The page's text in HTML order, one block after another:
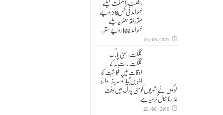
فطرانہ فی کس70روپے
مقررفقہ جعفریہ کیلئے
فطرانہ 100روپے مقرر
25/06/2017
گلگت: سٹی پارک
گلگت رات کے
اوقات میں فحا شت کا
اڈہ بن گیا، نوسرباز، آوارہ
لڑکوں نے شہریوں کو سٹی پارک میں وقت
گذارنا محال کر دیا ہے
22/06/2016